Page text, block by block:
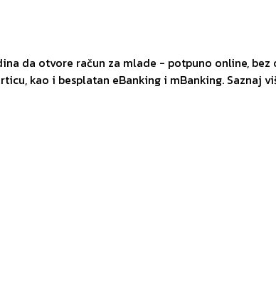
da otvore račun za mlade - potpuno online, bez
kao i besplatan eBanking i mBanking. Saznaj